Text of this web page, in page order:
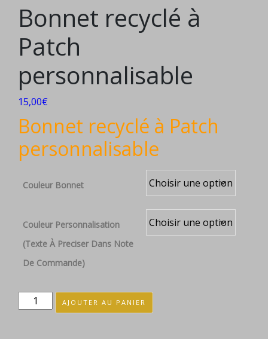
Bonnet recyclé à
Patch
personnalisable
15,00€
Bonnet recyclé à Patch
personnalisable
Couleur Bonnet
Couleur Personnalisation
(texte À Preciser Dans Note
De Commande)
quantité
de
AJOUTER AU PANIER